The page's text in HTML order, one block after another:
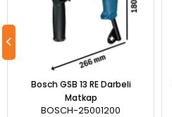
Bosch GSB 13 RE Darbeli
Matkap
BOSCH-25001200